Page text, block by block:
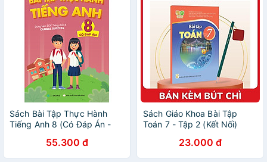
Sách Bài Tập Thực Hành
Tiếng Anh 8 (Có Đáp Án -
Global Success)
55.300 đ
Sách Giáo Khoa Bài Tập
Toán 7 - Tập 2 (Kết Nối)
23.000 đ